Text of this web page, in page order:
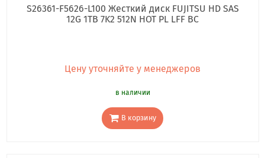
S26361-F5626-L100 Жесткий диск FUJITSU HD SAS
12G 1TB 7K2 512N HOT PL LFF BC
Цену уточняйте у менеджеров
в наличии
В корзину